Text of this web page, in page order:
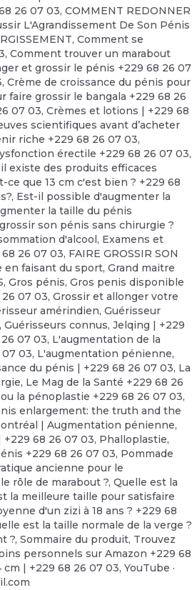
26 07 03,COMMENT REDONNER
L'Agrandissement De Son Pénis
,Comment se
,Comment trouver un marabout
et grossir le pénis +229 68 26 07
,Crème de croissance du pénis pour
faire grossir le bangala +229 68 26
07 03,Crèmes et lotions | +229 68
scientifiques avant d’acheter
riche +229 68 26 07 03,
érectile +229 68 26 07 03,
existe des produits efficaces
ce que 13 cm c'est bien ? +229 68
, Est-il possible d'augmenter la
la taille du pénis
son pénis sans chirurgie ?
d'alcool , Examens et
26 07 03, FAIRE GROSSIR SON
en faisant du sport,Grand maitre
,Gros pénis,Gros penis disponible
07 03,Grossir et allonger votre
amérindien,Guérisseur
,Guérisseurs connus,Jelqing | +229
07 03, L'augmentation de la
03, L'augmentation pénienne,
du pénis | +229 68 26 07 03, La
, Le Mag de la Santé +229 68 26
la pénoplastie +229 68 26 07 03,
enlargement: the truth and the
| Augmentation pénienne,
68 26 07 03, Phalloplastie,
+229 68 26 07 03, Pommade
ancienne pour le
rôle de marabout ?,Quelle est la
la meilleure taille pour satisfaire
d'un zizi à 18 ans ? +229 68
est la taille normale de la verge ?
?,Sommaire du produit, Trouvez
personnels sur Amazon +229 68
| +229 68 26 07 03,YouTube ·